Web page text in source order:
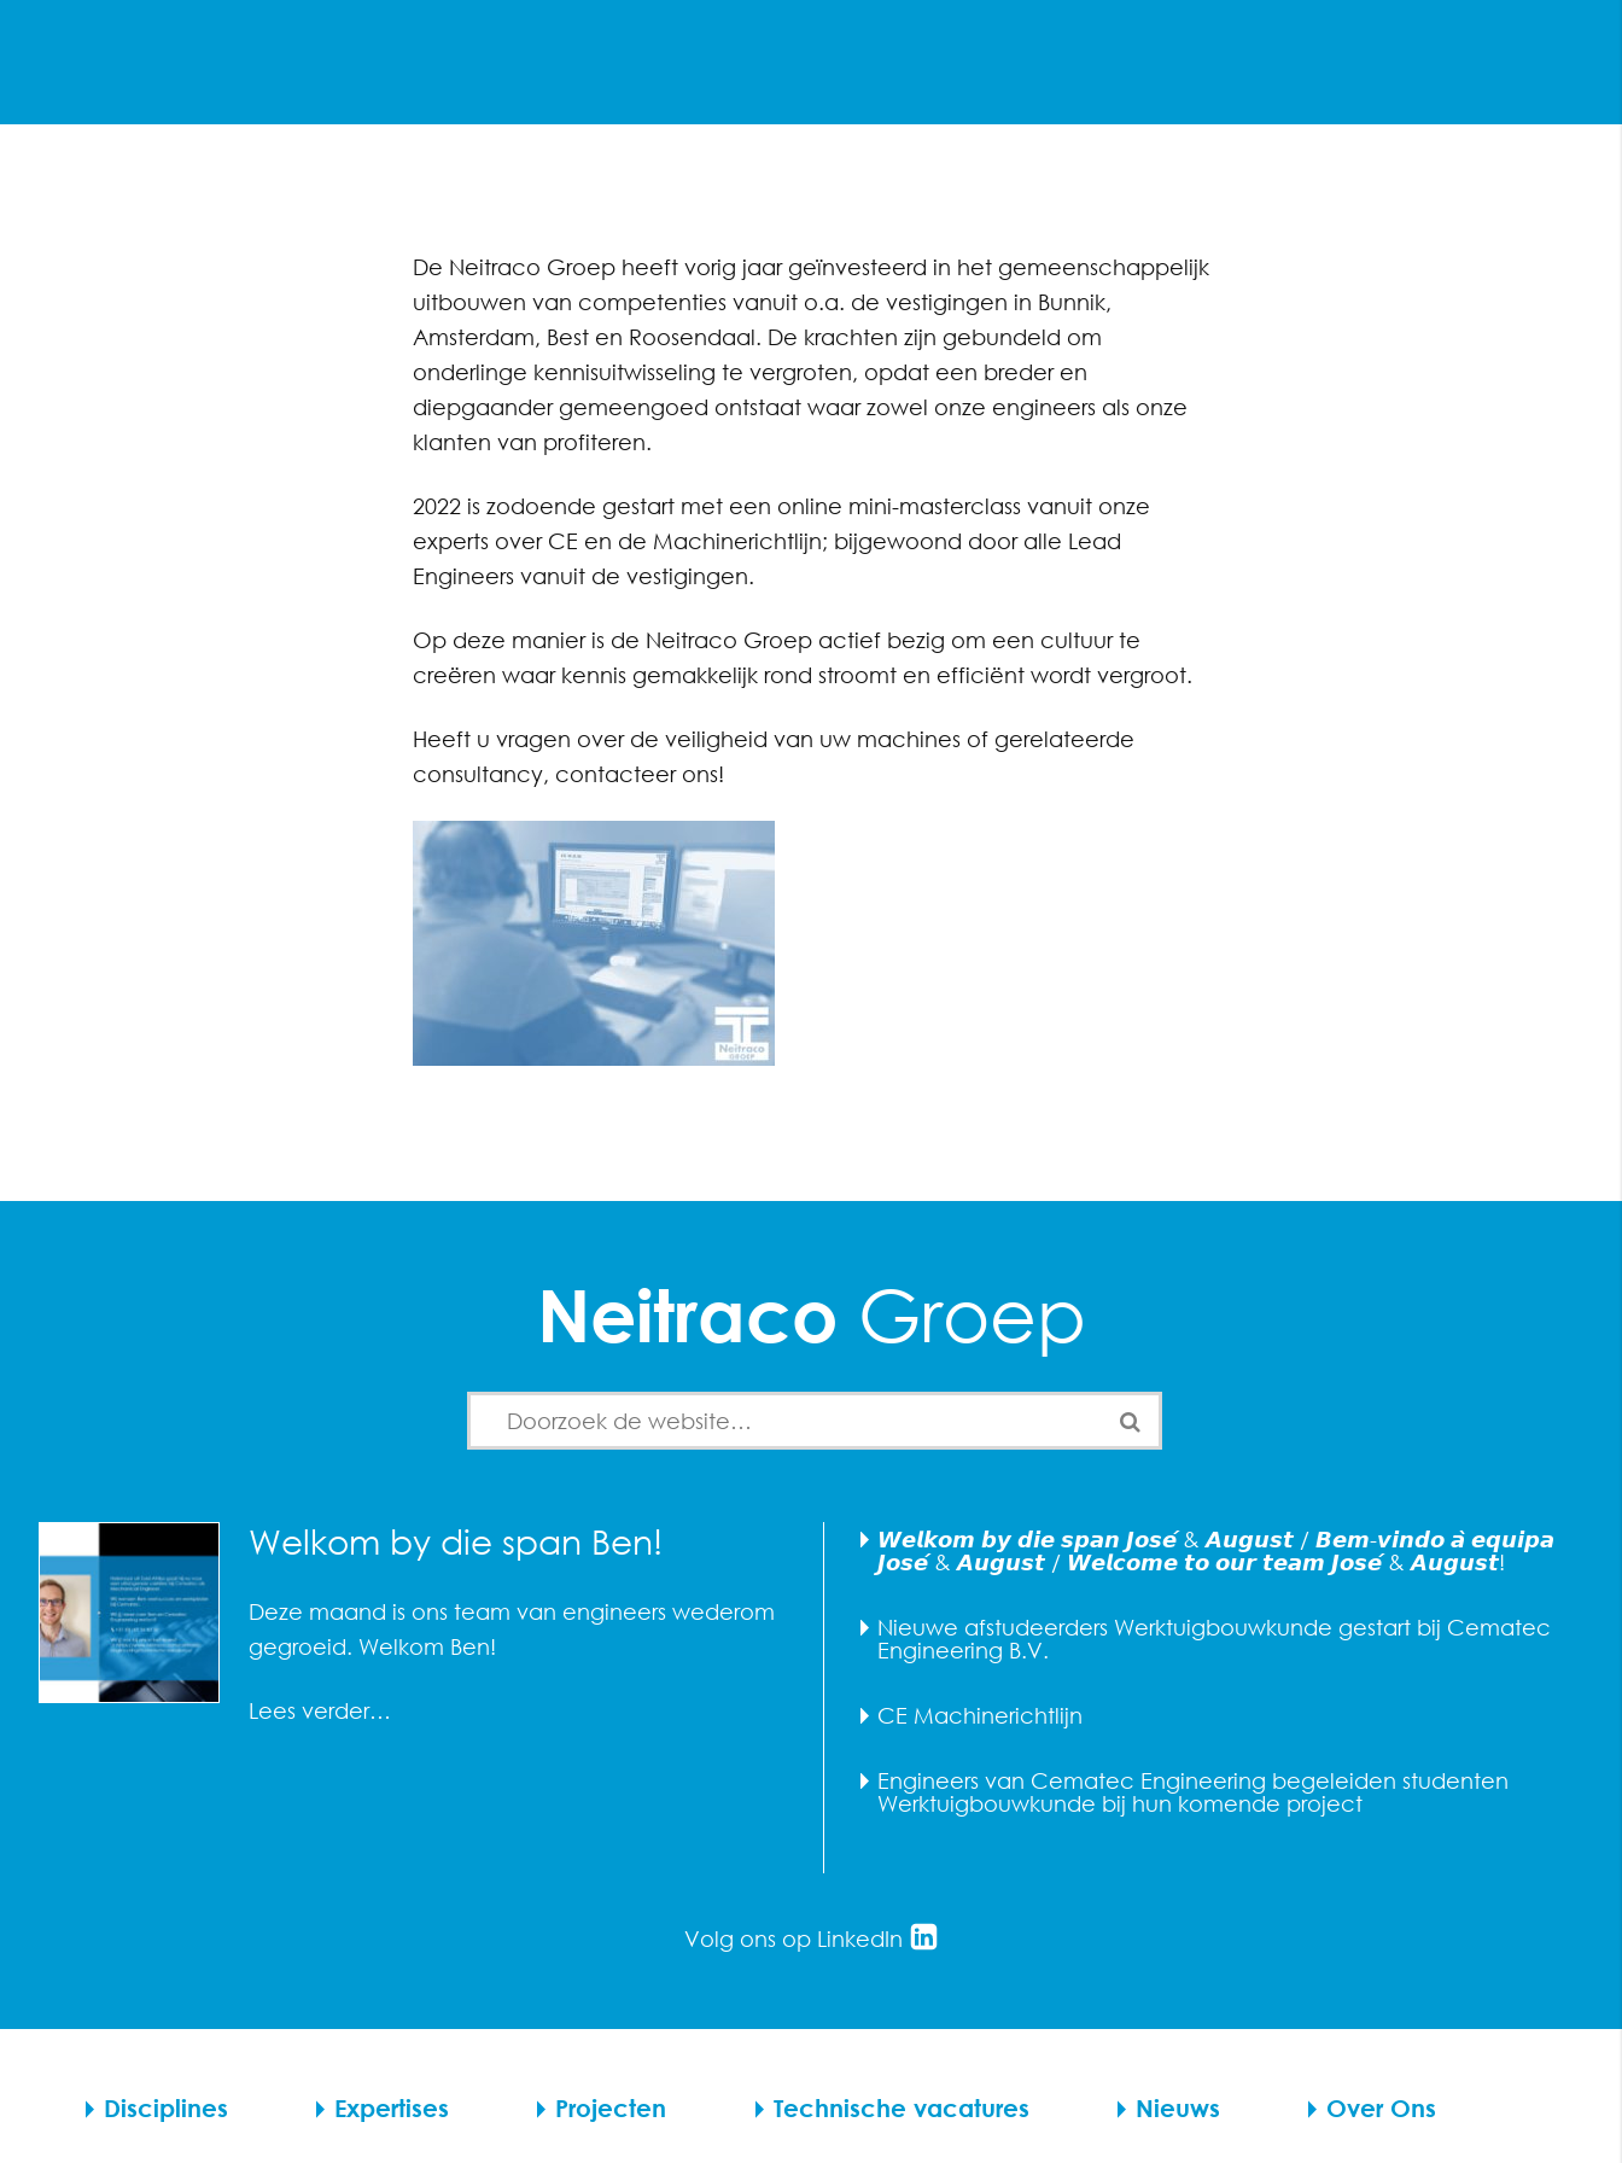
De Neitraco Groep heeft vorig jaar geïnvesteerd in het gemeenschappelijk
uitbouwen van competenties vanuit o.a. de vestigingen in Bunnik,
Amsterdam, Best en Roosendaal. De krachten zijn gebundeld om
onderlinge kennisuitwisseling te vergroten, opdat een breder en
diepgaander gemeengoed ontstaat waar zowel onze engineers als onze
klanten van profiteren.
2022 is zodoende gestart met een online mini-masterclass vanuit onze
experts over CE en de Machinerichtlijn; bijgewoond door alle Lead
Engineers vanuit de vestigingen.
Op deze manier is de Neitraco Groep actief bezig om een cultuur te
creëren waar kennis gemakkelijk rond stroomt en efficiënt wordt vergroot.
Heeft u vragen over de veiligheid van uw machines of gerelateerde
consultancy, contacteer ons!
Neitraco Groep
Search for:
Welkom by die span Ben!
Deze maand is ons team van engineers wederom
gegroeid. Welkom Ben!
Lees verder…
𝙒𝙚𝙡𝙠𝙤𝙢 𝙗𝙮 𝙙𝙞𝙚 𝙨𝙥𝙖𝙣 𝙅𝙤𝙨𝙚́ & 𝘼𝙪𝙜𝙪𝙨𝙩 / 𝘽𝙚𝙢-𝙫𝙞𝙣𝙙𝙤 𝙖̀ 𝙚𝙦𝙪𝙞𝙥𝙖
𝙅𝙤𝙨𝙚́ & 𝘼𝙪𝙜𝙪𝙨𝙩 / 𝙒𝙚𝙡𝙘𝙤𝙢𝙚 𝙩𝙤 𝙤𝙪𝙧 𝙩𝙚𝙖𝙢 𝙅𝙤𝙨𝙚́ & 𝘼𝙪𝙜𝙪𝙨𝙩!
Nieuwe afstudeerders Werktuigbouwkunde gestart bij Cematec
Engineering B.V.
CE Machinerichtlijn
Engineers van Cematec Engineering begeleiden studenten
Werktuigbouwkunde bij hun komende project
Volg ons op LinkedIn
Disciplines Expertises Projecten Technische vacatures Nieuws Over Ons